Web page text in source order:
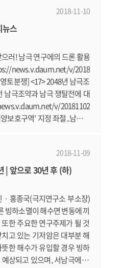
들의 맛의 평이 어떨까? 맛이
뭐 그럴까? (--);; 아무튼 3월 1
2018-11-10
뉴스
러! 남극 연구에의 드론 활용
news.v.daum.net/v/2018
토분쟁] <17> 2048년 남극조
남극조약과 남극 쟁탈전에 대
v/20181102
보호구역' 지정 좌절..남극생
업에 최다 입어 승인 확보 한
많이 확보했다고 합니다. htt
남극여
2018-11-09
| 앞으로 30년 후 (하)
· 홍종국(극지연구소 부소장)
빙하소멸이 해수면 변동에 끼
한 주요한 연구주제가 될 것
고 있는 기저암은 대부분 해
한 해수가 유입할 경우 빙하
상되고 있으며, 서남극에 위